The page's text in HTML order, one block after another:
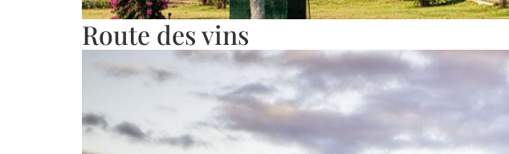
Route des vins